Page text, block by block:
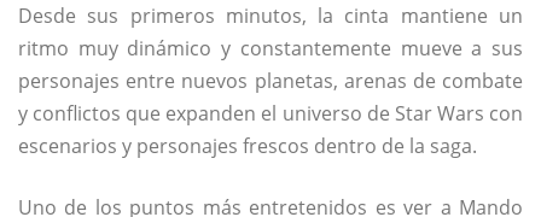
Desde sus primeros minutos, la cinta mantiene un
ritmo muy dinámico y constantemente mueve a sus
personajes entre nuevos planetas, arenas de combate
y conflictos que expanden el universo de Star Wars con
escenarios y personajes frescos dentro de la saga.
Uno de los puntos más entretenidos es ver a Mando